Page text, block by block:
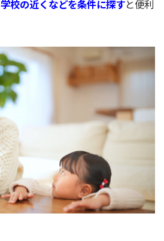
学校の近くなどを条件に探すと便利